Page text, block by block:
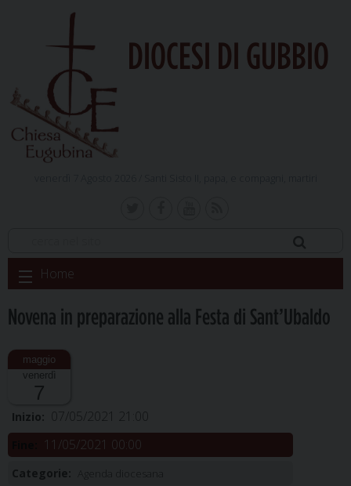
DIOCESI DI GUBBIO
Skip
to
Home
Novena in preparazione alla Festa di Sant’Ubaldo
venerdì
7
Inizio: 07/05/2021 21:00
11/05/2021 00:00
Categorie: